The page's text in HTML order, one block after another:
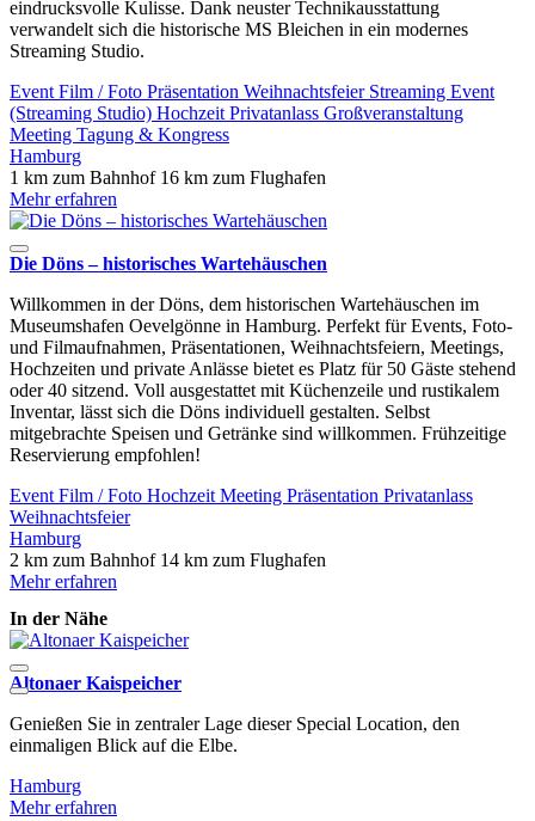
eindrucksvolle Kulisse. Dank neuster Technikausstattung
verwandelt sich die historische MS Bleichen in ein modernes
Streaming Studio.
Event Film / Foto Präsentation Weihnachtsfeier Streaming Event
(Streaming Studio) Hochzeit Privatanlass Großveranstaltung
Meeting Tagung & Kongress
Hamburg
1 km zum Bahnhof 16 km zum Flughafen
Mehr erfahren
Die Döns – historisches Wartehäuschen
Willkommen in der Döns, dem historischen Wartehäuschen im
Museumshafen Oevelgönne in Hamburg. Perfekt für Events, Foto-
und Filmaufnahmen, Präsentationen, Weihnachtsfeiern, Meetings,
Hochzeiten und private Anlässe bietet es Platz für 50 Gäste stehend
oder 40 sitzend. Voll ausgestattet mit Küchenzeile und rustikalem
Inventar, lässt sich die Döns individuell gestalten. Selbst
mitgebrachte Speisen und Getränke sind willkommen. Frühzeitige
Reservierung empfohlen!
Event Film / Foto Hochzeit Meeting Präsentation Privatanlass
Weihnachtsfeier
Hamburg
2 km zum Bahnhof 14 km zum Flughafen
Mehr erfahren
In der Nähe
Altonaer Kaispeicher
Genießen Sie in zentraler Lage dieser Special Location, den
einmaligen Blick auf die Elbe.
Hamburg
Mehr erfahren